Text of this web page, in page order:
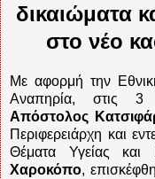
δικαιώματα
στο νέο
Με αφορμή την
Αναπηρία, στις
Απόστολος
Περιφερειάρχη και
Θέματα Υγείας και
Χαροκόπο,